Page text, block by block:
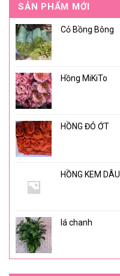
SẢN PHẨM MỚI
Cỏ Bồng Bông
Hồng MiKiTo
HỒNG ĐỎ ỚT
HỒNG KEM DÂU
lá chanh